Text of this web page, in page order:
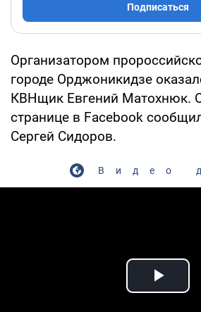
Подписаться
Организатором
городе Орджоникидзе
КВНщик Евгений Матохнюк.
странице в Facebook
Сергей Сидоров.
Видео
Play